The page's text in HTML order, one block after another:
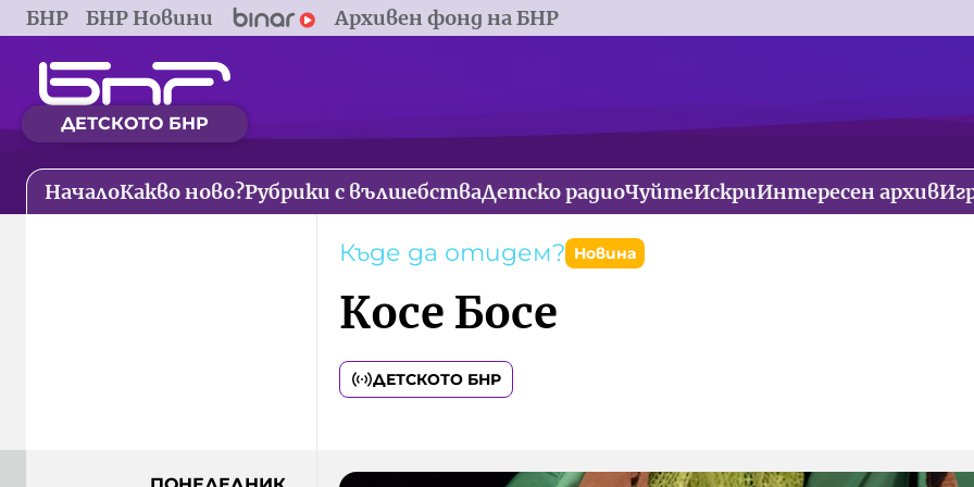
БНР БНР Новини Архивен фонд на БНР
ДЕТСКОТО БНР
НачалоКакво ново?Рубрики с вълшебстваДетско радиоЧуйтеИскриИнтересен архив
Къде да отидем? Новина
Косе Босе
ДЕТСКОТО БНР